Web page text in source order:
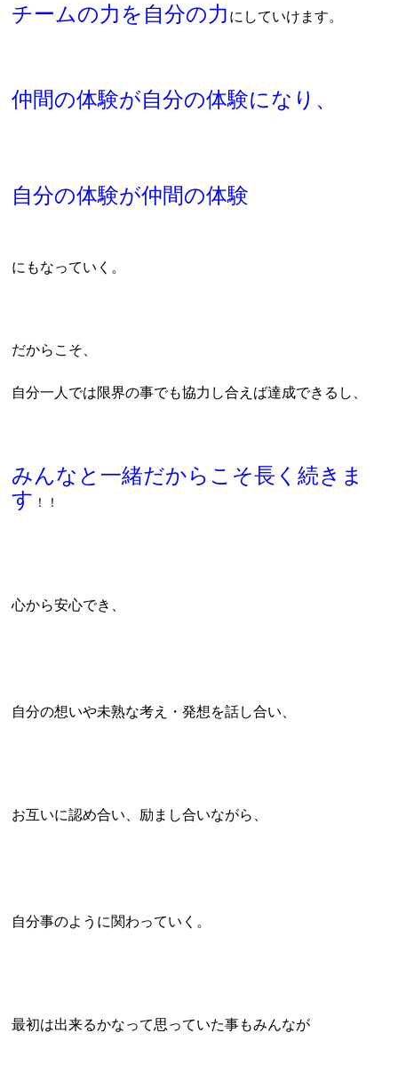
チームの力を自分の力 にしていけます。
仲間の体験が自分の体験になり、
自分の体験が仲間の体験
にもなっていく。
だからこそ、
自分一人では限界の事でも協力し合えば達成できるし、
みんなと一緒だからこそ長く続きま
す ！！
心から安心でき、
自分の想いや未熟な考え・発想を話し合い、
お互いに認め合い、励まし合いながら、
自分事のように関わっていく。
最初は出来るかなって思っていた事もみんなが